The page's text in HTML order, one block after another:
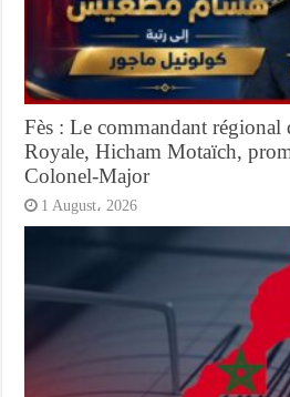
Fès : Le commandant régional
Royale, Hicham Motaïch,
Colonel-Major
1 August، 2026